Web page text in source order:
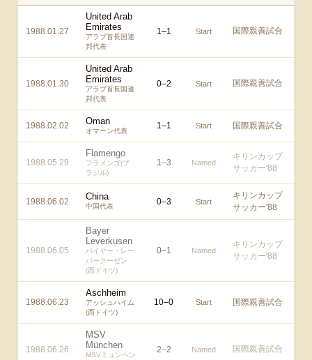
1988.01.27
United Arab
Emirates
アラブ首長国連
邦代表
1–1 Start 国際親善試合
1988.01.30
United Arab
Emirates
アラブ首長国連
邦代表
0–2 Start 国際親善試合
1988.02.02 Oman
オマーン代表
1–1 Start 国際親善試合
1988.05.29
Flamengo
フラメンゴ(ブ
ラジル)
1–3 Named
キリンカップ
サッカー'88
1988.06.02 China
中国代表 0–3 Start
キリンカップ
サッカー'88
1988.06.05
Bayer
Leverkusen
バイヤー・レー
バークーゼン
(西ドイツ)
0–1 Named
キリンカップ
サッカー'88
1988.06.23
Aschheim
アッシュハイム
(西ドイツ)
10–0 Start 国際親善試合
1988.06.26
MSV
München
MSVミュンヘン
2–2 Named 国際親善試合